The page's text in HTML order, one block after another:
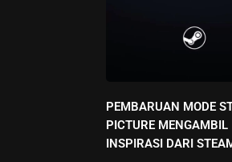
PEMBARUAN MODE
PICTURE MENGAMBIL
INSPIRASI DARI